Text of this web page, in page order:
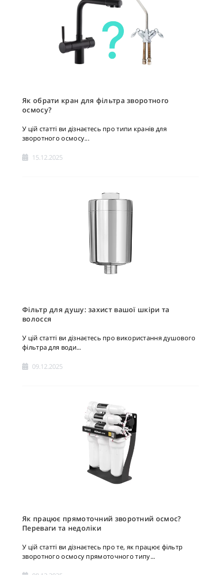
Як обрати кран для фільтра зворотного
осмосу?
У цій статті ви дізнаєтесь про типи кранів для
зворотного осмосу...
15.12.2025
Фільтр для душу: захист вашої шкіри та
волосся
У цій статті ви дізнаєтесь про використання душового
фільтра для води...
09.12.2025
Як працює прямоточний зворотний осмос?
Переваги та недоліки
У цій статті ви дізнаєтесь про те, як працює фільтр
зворотного осмосу прямоточного типу...